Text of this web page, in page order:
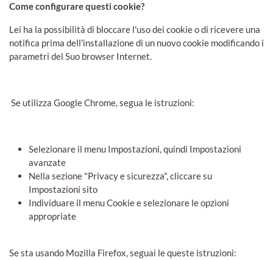
Come configurare questi cookie?
Lei ha la possibilità di bloccare l'uso dei cookie o di ricevere una
notifica prima dell'installazione di un nuovo cookie modificando i
parametri del Suo browser Internet.
Se utilizza Google Chrome, segua le istruzioni:
Selezionare il menu Impostazioni, quindi Impostazioni
avanzate
Nella sezione "Privacy e sicurezza", cliccare su
Impostazioni sito
Individuare il menu Cookie e selezionare le opzioni
appropriate
Se sta usando Mozilla Firefox, seguai le queste istruzioni: